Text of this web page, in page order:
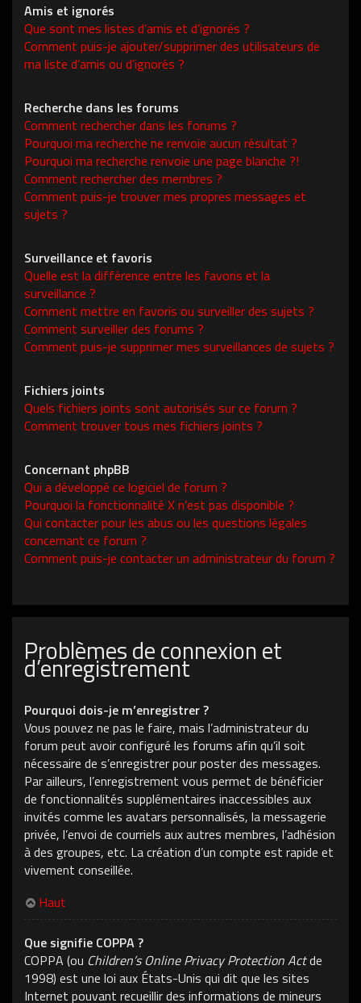
Amis et ignorés
Que sont mes listes d’amis et d’ignorés ?
Comment puis-je ajouter/supprimer des utilisateurs de
ma liste d’amis ou d’ignorés ?
Recherche dans les forums
Comment rechercher dans les forums ?
Pourquoi ma recherche ne renvoie aucun résultat ?
Pourquoi ma recherche renvoie une page blanche ?!
Comment rechercher des membres ?
Comment puis-je trouver mes propres messages et
sujets ?
Surveillance et favoris
Quelle est la différence entre les favoris et la
surveillance ?
Comment mettre en favoris ou surveiller des sujets ?
Comment surveiller des forums ?
Comment puis-je supprimer mes surveillances de sujets ?
Fichiers joints
Quels fichiers joints sont autorisés sur ce forum ?
Comment trouver tous mes fichiers joints ?
Concernant phpBB
Qui a développé ce logiciel de forum ?
Pourquoi la fonctionnalité X n’est pas disponible ?
Qui contacter pour les abus ou les questions légales
concernant ce forum ?
Comment puis-je contacter un administrateur du forum ?
Problèmes de connexion et
d’enregistrement
Pourquoi dois-je m’enregistrer ?
Vous pouvez ne pas le faire, mais l’administrateur du
forum peut avoir configuré les forums afin qu’il soit
nécessaire de s’enregistrer pour poster des messages.
Par ailleurs, l’enregistrement vous permet de bénéficier
de fonctionnalités supplémentaires inaccessibles aux
invités comme les avatars personnalisés, la messagerie
privée, l’envoi de courriels aux autres membres, l’adhésion
à des groupes, etc. La création d’un compte est rapide et
vivement conseillée.
Haut
Que signifie COPPA ?
COPPA (ou Children’s Online Privacy Protection Actde
1998) est une loi aux États-Unis qui dit que les sites
Internet pouvant recueillir des informations de mineurs